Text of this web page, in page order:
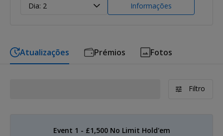
Dia: 2
Informações
Atualizações Prémios Fotos
Filtro
Event 1 - £1,500 No Limit Hold'em